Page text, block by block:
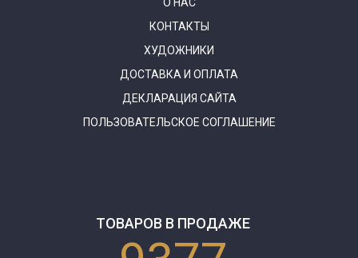
КОНТАКТЫ
ХУДОЖНИКИ
ДОСТАВКА И ОПЛАТА
ДЕКЛАРАЦИЯ САЙТА
ПОЛЬЗОВАТЕЛЬСКОЕ СОГЛАШЕНИЕ
ТОВАРОВ В ПРОДАЖЕ